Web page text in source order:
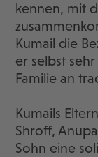
kennen, mit
Kumail die
er selbst
Familie an
Kumails
Shroff,
Sohn eine